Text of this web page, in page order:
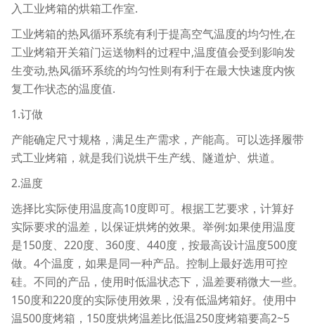
入工业烤箱的烘箱工作室.
工业烤箱的热风循环系统有利于提高空气温度的均匀性,在
工业烤箱开关箱门运送物料的过程中,温度值会受到影响发
生变动,热风循环系统的均匀性则有利于在最大快速度内恢
复工作状态的温度值.
1.订做
产能确定尺寸规格，满足生产需求，产能高。可以选择履带
式工业烤箱，就是我们说烘干生产线、隧道炉、烘道。
2.温度
选择比实际使用温度高10度即可。根据工艺要求，计算好
实际要求的温差，以保证烘烤的效果。举例:如果使用温度
是150度、220度、360度、440度，按最高设计温度500度
做。4个温度，如果是同一种产品。控制上最好选用可控
硅。不同的产品，使用时低温状态下，温差要稍微大一些。
150度和220度的实际使用效果，没有低温烤箱好。使用中
温500度烤箱，150度烘烤温差比低温250度烤箱要高2~5